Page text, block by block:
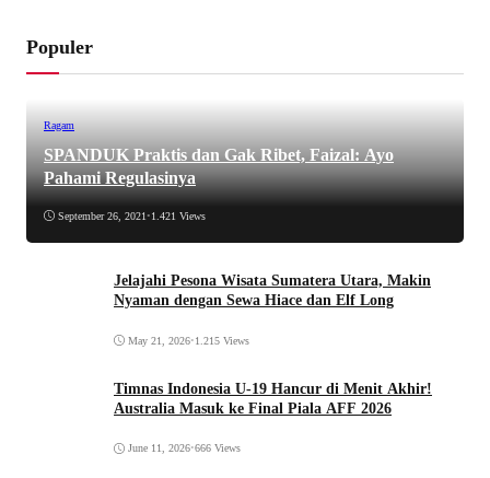
Populer
Ragam
SPANDUK Praktis dan Gak Ribet, Faizal: Ayo
Pahami Regulasinya
September 26, 2021 •1.421 Views
Jelajahi Pesona Wisata Sumatera Utara, Makin
Nyaman dengan Sewa Hiace dan Elf Long
May 21, 2026•1.215 Views
Timnas Indonesia U-19 Hancur di Menit Akhir!
Australia Masuk ke Final Piala AFF 2026
June 11, 2026•666 Views